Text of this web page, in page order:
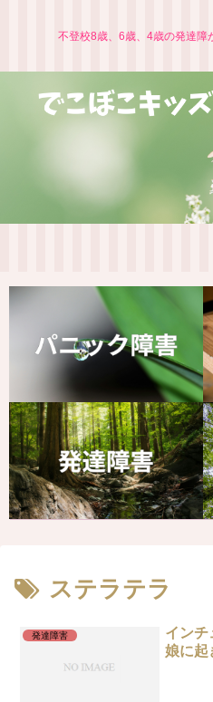
不登校8歳、6歳、4歳の発達障
ステラテラ
発達障害
イン
娘に起